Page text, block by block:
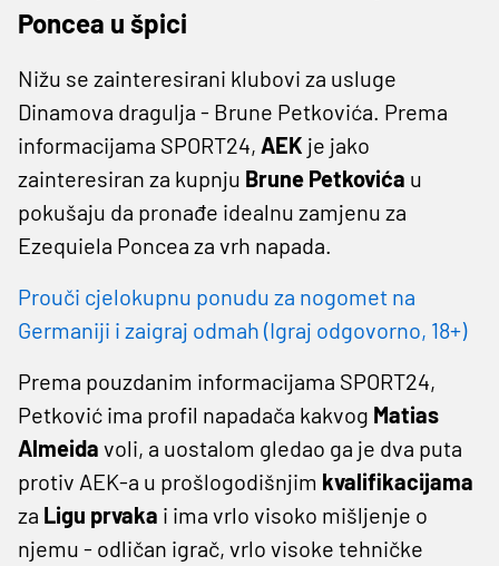
Poncea u špici
Nižu se zainteresirani klubovi za usluge
Dinamova dragulja - Brune Petkovića. Prema
informacijama SPORT24, AEK je jako
zainteresiran za kupnju Brune Petkovića u
pokušaju da pronađe idealnu zamjenu za
Ezequiela Poncea za vrh napada.
Prouči cjelokupnu ponudu za nogomet na
Germaniji i zaigraj odmah (Igraj odgovorno, 18+)
Prema pouzdanim informacijama SPORT24,
Petković ima profil napadača kakvog Matias
Almeida voli, a uostalom gledao ga je dva puta
protiv AEK-a u prošlogodišnjim kvalifikacijama
za Ligu prvaka i ima vrlo visoko mišljenje o
njemu - odličan igrač, vrlo visoke tehničke